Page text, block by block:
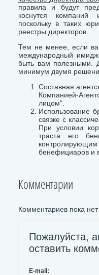
правила и будут
коснутся компаний
поскольку в таких
реестры директоров.
Тем не менее, если
международный
быть вам полезными.
минимум двумя
Составная
Компанией-
лицом".
Использование
связке с
При условии
траста его
бенефициаров и
Комментарии
Комментариев пока нет
Пожалуйста,
оставить
E-mail: